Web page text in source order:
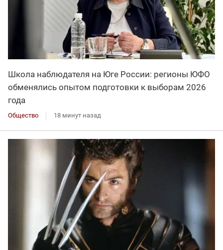
Школа наблюдателя на Юге России: регионы ЮФО
обменялись опытом подготовки к выборам 2026
года
Общество 18 минут назад